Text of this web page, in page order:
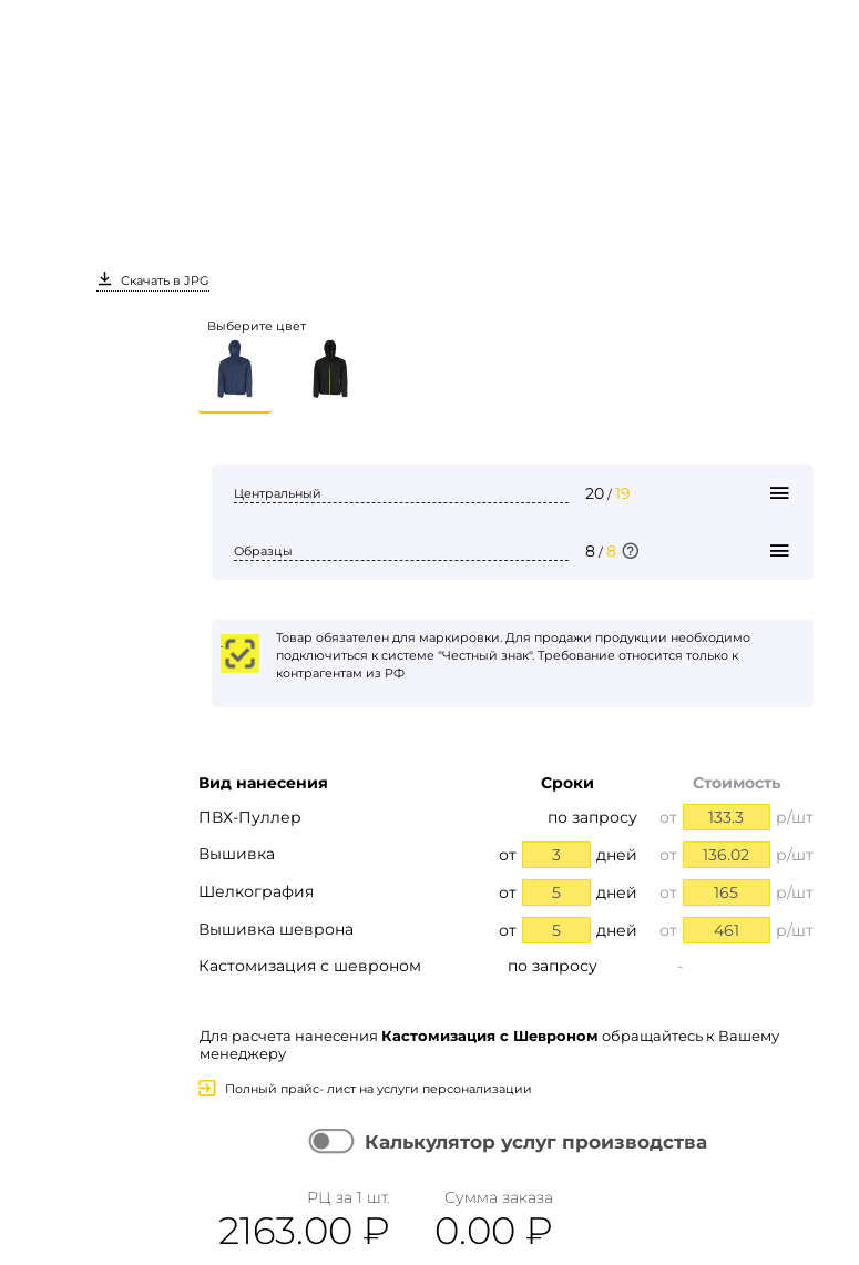
Скачать в JPG
Выберите цвет
Центральный 20/ 19
Образцы 8/ 8
.
Товар обязателен для маркировки. Для продажи продукции необходимо
подключиться к системе "Честный знак". Требование относится только к
контрагентам из РФ
Вид нанесения Сроки
Стоимость
ПВХ-Пуллер
по запросу от 133.3
р/шт
Вышивка
от 3 дней от 136.02
р/шт
Шелкография
от 5 дней от 165
р/шт
Вышивка шеврона
от 5 дней от 461
р/шт
Кастомизация с шевроном
по запросу -
Для расчета нанесения Кастомизация с Шевроном обращайтесь к Вашему
менеджеру
Полный прайс- лист на услуги персонализации
Калькулятор услуг производства
РЦ за 1 шт.
2163.00 ₽
Сумма заказа
0.00 ₽
Забыли пароль?